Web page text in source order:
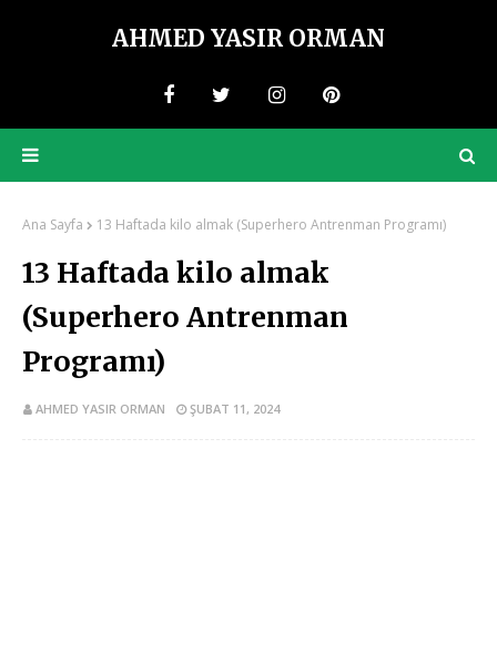
AHMED YASIR ORMAN
Ana Sayfa 13 Haftada kilo almak (Superhero Antrenman Programı)
13 Haftada kilo almak
(Superhero Antrenman
Programı)
AHMED YASIR ORMAN ŞUBAT 11, 2024